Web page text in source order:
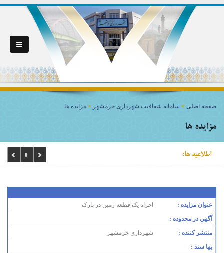
صفحه اصلی > سامانه شفافیت شهرداری خرمشهر > مزايده ها
مزايده ها
اطلاعیه ها:
عنوان مزایده :
اجراه یک قطعه زمین در پارک
آگهي در محدوده :
منتشر کننده :
شهرداری خرمشهر
بها سند :